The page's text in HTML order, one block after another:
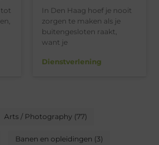
tot
In Den Haag hoef je nooit
zorgen te maken als je
buitengesloten raakt,
want je
Dienstverlening
Arts / Photography (77)
Banen en opleidingen (3)